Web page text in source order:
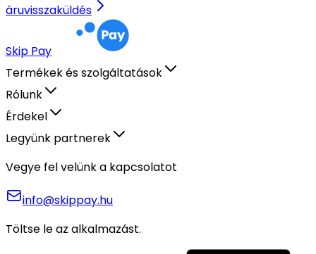
áruvisszaküldés
Skip Pay
Termékek és szolgáltatások
Rólunk
Érdekel
Legyünk partnerek
Vegye fel velünk a kapcsolatot
info@skippay.hu
Töltse le az alkalmazást.